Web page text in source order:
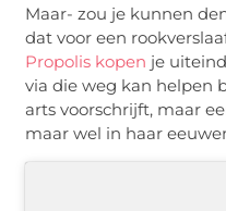
Maar- zou je kunnen
dat voor een
Propolis kopen je
via die weg kan helpen
arts voorschrijft, maar
maar wel in haar